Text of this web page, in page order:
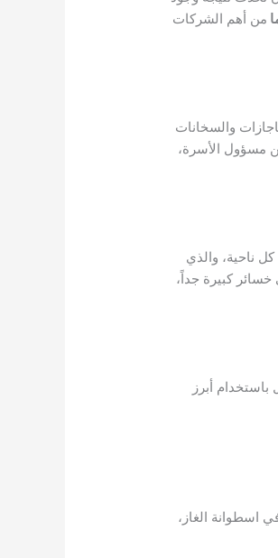
من أهم الشركات
والسخانات
مسؤول الأسرة،
بجانب تسريب الغاز إلى انفجار اسطوانة الغاز، والذي يصل مداها إلى 10 أمتار من كل ناحية، والذي
كبيرة جداً،
أبرز
اسطوانة الغاز،